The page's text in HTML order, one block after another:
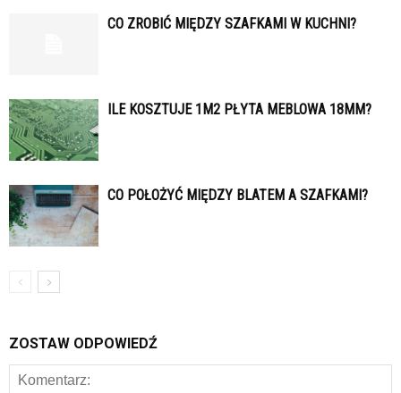
CO ZROBIĆ MIĘDZY SZAFKAMI W KUCHNI?
ILE KOSZTUJE 1M2 PŁYTA MEBLOWA 18MM?
CO POŁOŻYĆ MIĘDZY BLATEM A SZAFKAMI?
ZOSTAW ODPOWIEDŹ